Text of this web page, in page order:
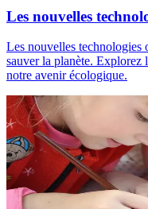
Les nouvelles
Les nouvelles technologies
sauver la planète. Explorez
notre avenir écologique.